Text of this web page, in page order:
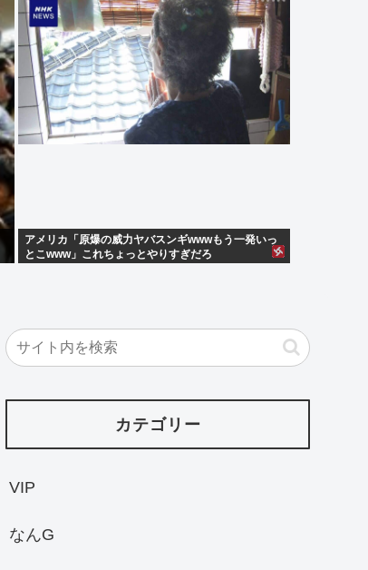
アメリカ「原爆の威力ヤバスンギwwwもう一発いっ
とこwww」これちょっとやりすぎだろ
カテゴリー
VIP
なんG